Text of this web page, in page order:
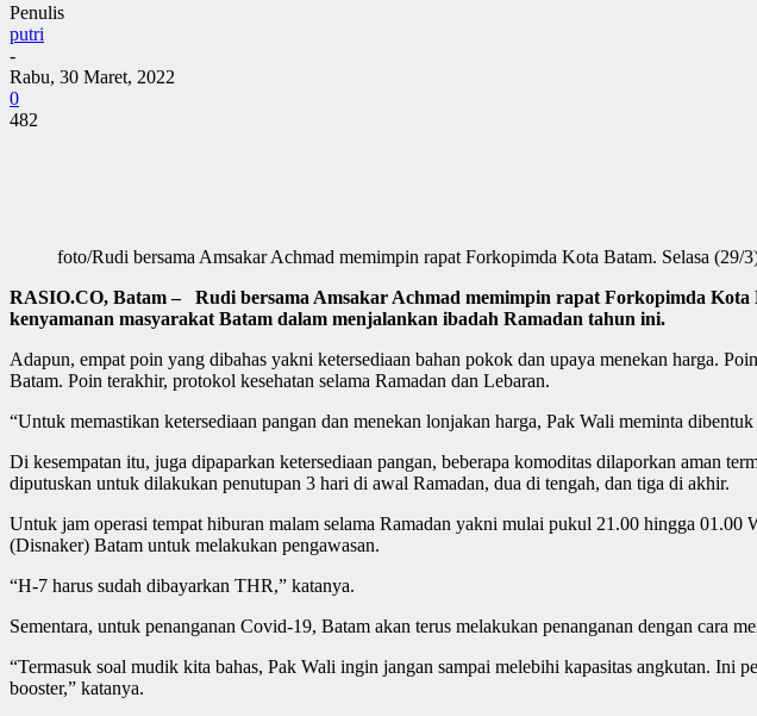
Penulis
putri
-
Rabu, 30 Maret, 2022
0
482
foto/Rudi bersama Amsakar Achmad memimpin rapat Forkopimda Kota Batam. Selasa (29/
RASIO.CO, Batam – Rudi bersama Amsakar Achmad memimpin rapat Forkopimda Kota
kenyamanan masyarakat Batam dalam menjalankan ibadah Ramadan tahun ini.
Adapun, empat poin yang dibahas yakni ketersediaan bahan pokok dan upaya menekan harga.
Batam. Poin terakhir, protokol kesehatan selama Ramadan dan Lebaran.
“Untuk memastikan ketersediaan pangan dan menekan lonjakan harga, Pak Wali meminta
Di kesempatan itu, juga dipaparkan ketersediaan pangan, beberapa komoditas dilaporkan aman
diputuskan untuk dilakukan penutupan 3 hari di awal Ramadan, dua di tengah, dan tiga di akhir.
Untuk jam operasi tempat hiburan malam selama Ramadan yakni mulai pukul 21.00 hingga
(Disnaker) Batam untuk melakukan pengawasan.
“H-7 harus sudah dibayarkan THR,” katanya.
Sementara, untuk penanganan Covid-19, Batam akan terus melakukan penanganan dengan cara
“Termasuk soal mudik kita bahas, Pak Wali ingin jangan sampai melebihi kapasitas angkutan. Ini
booster,” katanya.